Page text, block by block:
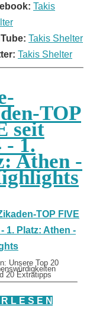
Takis
Takis Shelter
Takis Shelter
TOP
seit
- 1.
Athen -
Unsere Top 20
20 Extratipps
L E S E N